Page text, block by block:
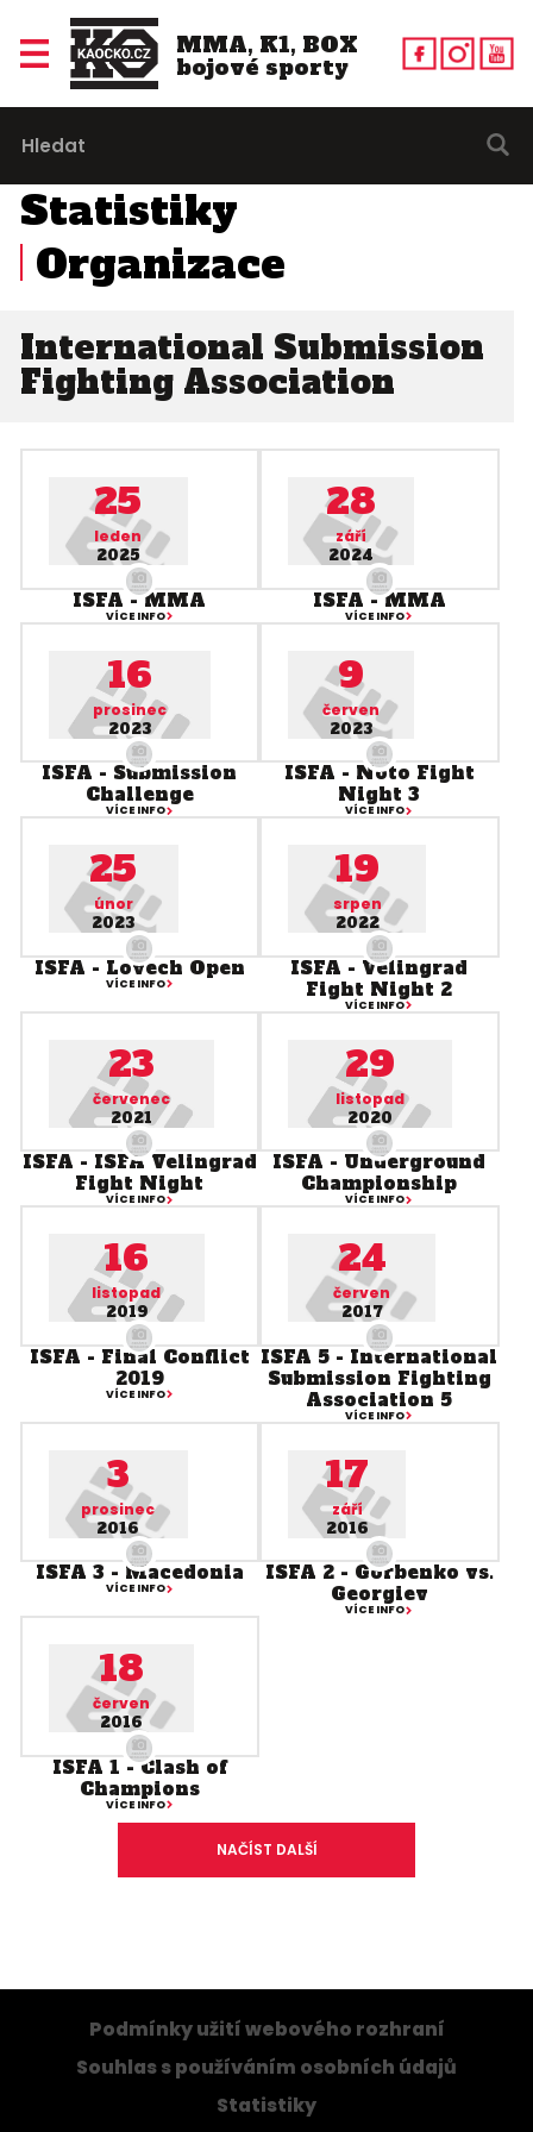
MMA, K1, BOX
bojové sporty
Statistiky
Organizace
International Submission
Fighting Association
25
leden
2025
ISFA - MMA
VÍCE INFO
28
září
2024
ISFA - MMA
VÍCE INFO
16
prosinec
2023
ISFA - Submission
Challenge
VÍCE INFO
9
červen
2023
ISFA - Noto Fight
Night 3
VÍCE INFO
25
únor
2023
ISFA - Lovech Open
VÍCE INFO
19
srpen
2022
ISFA - Velingrad
Fight Night 2
VÍCE INFO
23
červenec
2021
ISFA - ISFA Velingrad
Fight Night
VÍCE INFO
29
listopad
2020
ISFA - Underground
Championship
VÍCE INFO
16
listopad
2019
ISFA - Final Conflict
2019
VÍCE INFO
24
červen
2017
ISFA 5 - International
Submission Fighting
Association 5
VÍCE INFO
3
prosinec
2016
ISFA 3 - Macedonia
VÍCE INFO
17
září
2016
ISFA 2 - Gorbenko vs.
Georgiev
VÍCE INFO
18
červen
2016
ISFA 1 - Clash of
Champions
VÍCE INFO
NAČÍST DALŠÍ
Podmínky užití webového rozhraní
Souhlas s používáním osobních údajů
Statistiky